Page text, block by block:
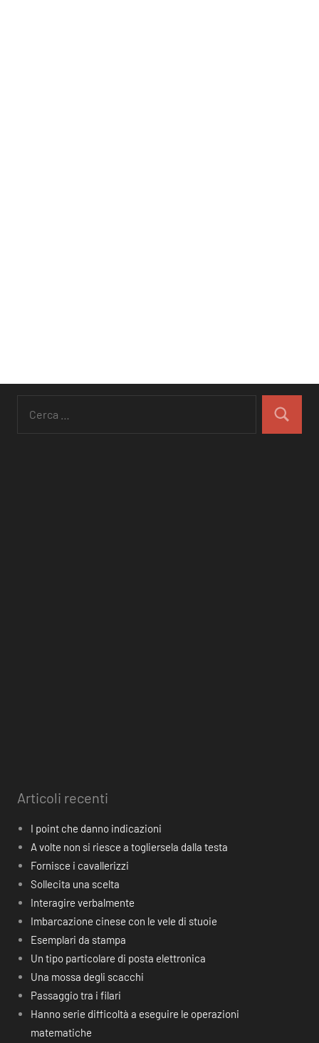
Articoli recenti
I point che danno indicazioni
A volte non si riesce a togliersela dalla testa
Fornisce i cavallerizzi
Sollecita una scelta
Interagire verbalmente
Imbarcazione cinese con le vele di stuoie
Esemplari da stampa
Un tipo particolare di posta elettronica
Una mossa degli scacchi
Passaggio tra i filari
Hanno serie difficoltà a eseguire le operazioni
matematiche